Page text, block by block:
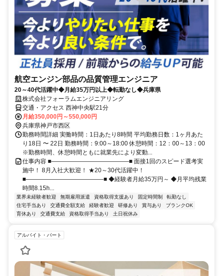
航空エンジン部品の品質管理エンジニア
20～40代活躍中◆月給35万円以上◆転勤なし◆兵庫県
株式会社フォーラムエンジニアリング
交通・アクセス 西神中央駅21分
月給350,000円～550,000円
兵庫県神戸市西区
勤務時間詳細 実働時間：1日あたり8時間 平均勤務日数：1ヶ月あた
り18日 〜 22日 勤務時間：9:00～18:00 休憩時間：12：00～13：00
※勤務時間、休憩時間ともに就業先により変動...
仕事内容 ■―――――――――――――■ 面接1回のスピード選考実
施中！ 8月入社大歓迎！ ★20～30代活躍中！
■―――――――――――――■ ◆経験者月給35万円～ ◆月平均残業
時間8.15h...
業界未経験者歓迎 無期雇用派遣 資格取得支援あり 固定時間制
転勤なし
住宅手当あり
交通費全額支給 経験者歓迎 研修あり 賞与あり
ブランクOK
育休あり
交通費支給 資格取得手当あり 土日祝休み
アルバイト・パート